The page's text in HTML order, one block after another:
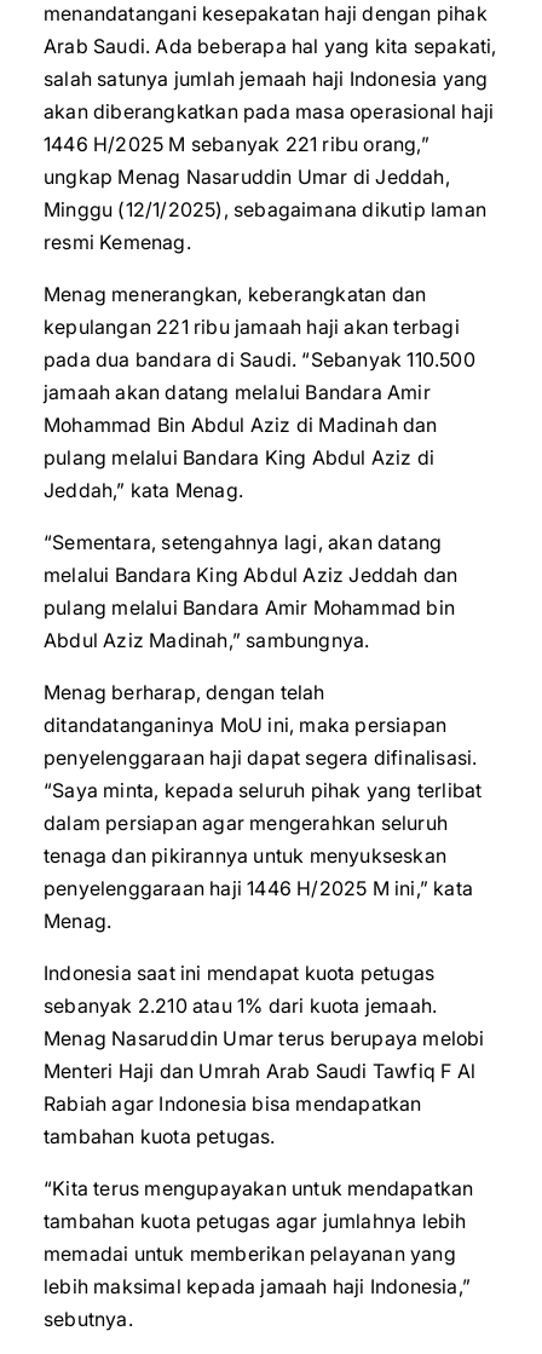
menandatangani kesepakatan haji dengan pihak
Arab Saudi. Ada beberapa hal yang kita sepakati,
salah satunya jumlah jemaah haji Indonesia yang
akan diberangkatkan pada masa operasional haji
1446 H/2025 M sebanyak 221 ribu orang,”
ungkap Menag Nasaruddin Umar di Jeddah,
Minggu (12/1/2025), sebagaimana dikutip laman
resmi Kemenag.
Menag menerangkan, keberangkatan dan
kepulangan 221 ribu jamaah haji akan terbagi
pada dua bandara di Saudi. “Sebanyak 110.500
jamaah akan datang melalui Bandara Amir
Mohammad Bin Abdul Aziz di Madinah dan
pulang melalui Bandara King Abdul Aziz di
Jeddah,” kata Menag.
“Sementara, setengahnya lagi, akan datang
melalui Bandara King Abdul Aziz Jeddah dan
pulang melalui Bandara Amir Mohammad bin
Abdul Aziz Madinah,” sambungnya.
Menag berharap, dengan telah
ditandatanganinya MoU ini, maka persiapan
penyelenggaraan haji dapat segera difinalisasi.
“Saya minta, kepada seluruh pihak yang terlibat
dalam persiapan agar mengerahkan seluruh
tenaga dan pikirannya untuk menyukseskan
penyelenggaraan haji 1446 H/2025 M ini,” kata
Menag.
Indonesia saat ini mendapat kuota petugas
sebanyak 2.210 atau 1% dari kuota jemaah.
Menag Nasaruddin Umar terus berupaya melobi
Menteri Haji dan Umrah Arab Saudi Tawfiq F Al
Rabiah agar Indonesia bisa mendapatkan
tambahan kuota petugas.
“Kita terus mengupayakan untuk mendapatkan
tambahan kuota petugas agar jumlahnya lebih
memadai untuk memberikan pelayanan yang
lebih maksimal kepada jamaah haji Indonesia,”
sebutnya.